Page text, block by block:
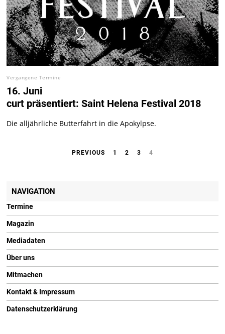
Vergangene Termine
16. Juni
curt präsentiert: Saint Helena Festival 2018
Die alljährliche Butterfahrt in die Apokylpse.
PREVIOUS 1 2 3 4
NAVIGATION
Termine
Magazin
Mediadaten
Über uns
Mitmachen
Kontakt & Impressum
Datenschutzerklärung